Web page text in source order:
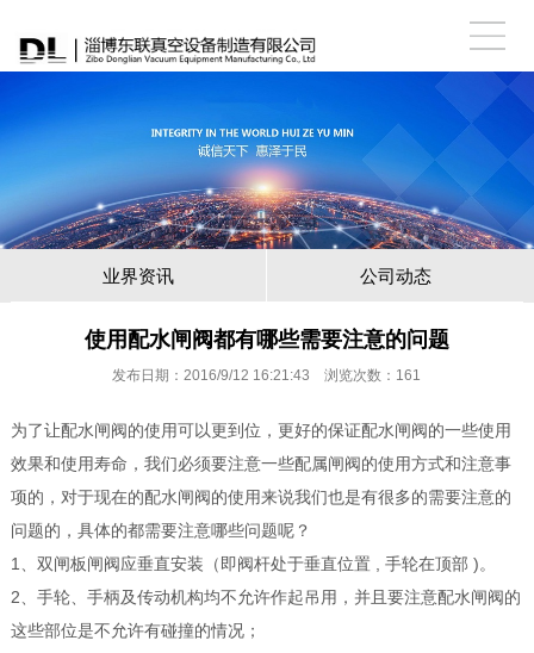
业界资讯 公司动态
使用配水闸阀都有哪些需要注意的问题
发布日期：2016/9/12 16:21:43 浏览次数： 161
为了让配水闸阀的使用可以更到位，更好的保证配水闸阀的一些使用
效果和使用寿命，我们必须要注意一些配属闸阀的使用方式和注意事
项的，对于现在的配水闸阀的使用来说我们也是有很多的需要注意的
问题的，具体的都需要注意哪些问题呢？
1、双闸板闸阀应垂直安装（即阀杆处于垂直位置 , 手轮在顶部 )。
2、手轮、手柄及传动机构均不允许作起吊用，并且要注意配水闸阀的
这些部位是不允许有碰撞的情况；